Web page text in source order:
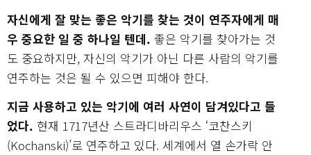
자신에게 잘 맞는 좋은 악기를 찾는 것이 연주자에게 매
우 중요한 일 중 하나일 텐데. 좋은 악기를 찾아가는 것
도 중요하지만, 자신의 악기가 아닌 다른 사람의 악기를
연주하는 것은 될 수 있으면 피해야 한다.
지금 사용하고 있는 악기에 여러 사연이 담겨있다고 들
었다. 현재 1717년산 스트라디바리우스 ‘코찬스키
(Kochanski)’로 연주하고 있다. 세계에서 열 손가락 안